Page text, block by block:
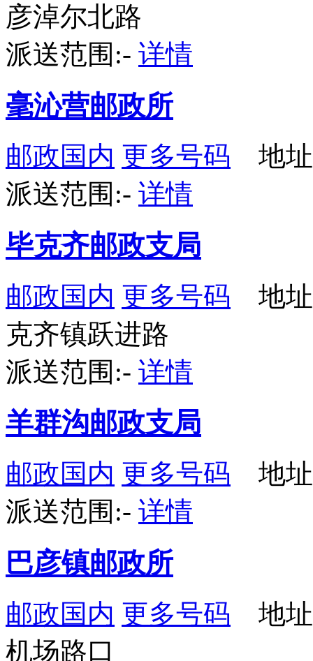
彦淖尔北路
派送范围:- 详情
毫沁营邮政所
邮政国内 更多号码 地址
派送范围:- 详情
毕克齐邮政支局
邮政国内 更多号码 地址
克齐镇跃进路
派送范围:- 详情
羊群沟邮政支局
邮政国内 更多号码 地址
派送范围:- 详情
巴彦镇邮政所
邮政国内 更多号码 地址
机场路口